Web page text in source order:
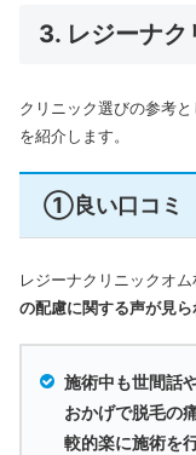
3. レジーナク
クリニック選びの参考
を紹介します。
①良い口コミ
レジーナクリニックオム
の配慮に関する声が見ら
施術中も世間話
おかげで脱毛の
較的楽に施術を